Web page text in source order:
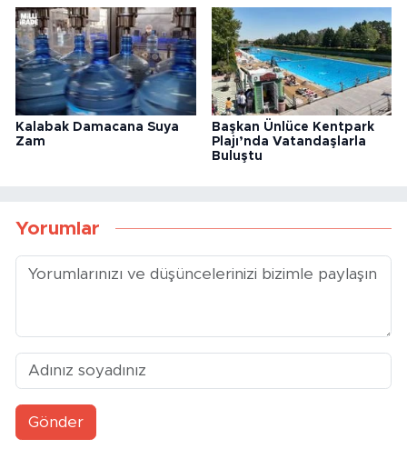
Kalabak Damacana Suya
Zam
Başkan Ünlüce Kentpark
Plajı’nda Vatandaşlarla
Buluştu
Yorumlar
Gönder